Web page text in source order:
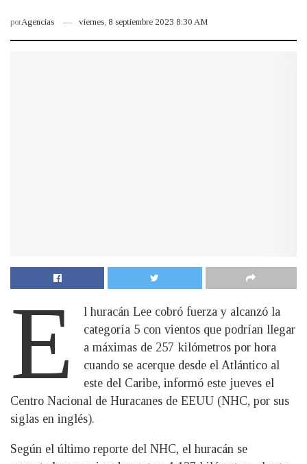
porAgencias viernes, 8 septiembre 2023 8:30 AM
E
l huracán Lee cobró fuerza y alcanzó la
categoría 5 con vientos que podrían llegar
a máximas de 257 kilómetros por hora
cuando se acerque desde el Atlántico al
este del Caribe, informó este jueves el
Centro Nacional de Huracanes de EEUU (NHC, por sus
siglas en inglés).
Según el último reporte del NHC, el huracán se